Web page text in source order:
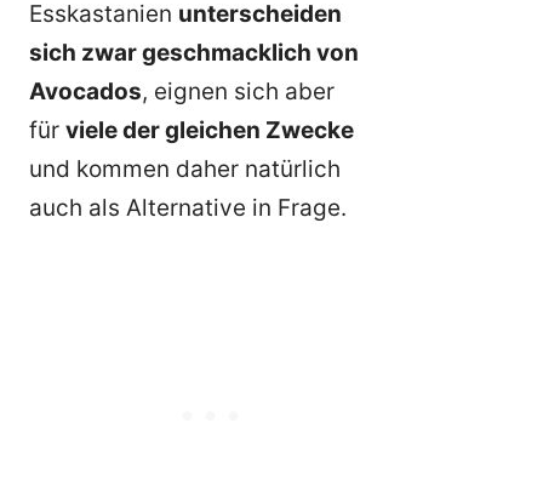
Esskastanien unterscheiden
sich zwar geschmacklich von
Avocados, eignen sich aber
für viele der gleichen Zwecke
und kommen daher natürlich
auch als Alternative in Frage.